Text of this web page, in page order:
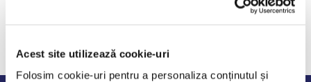
Acest site utilizează cookie-uri
Folosim cookie-uri pentru a personaliza conținutul și